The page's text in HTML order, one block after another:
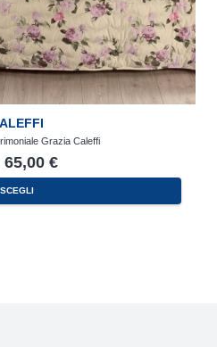
Grazia Caleffi
65,00 €
SCEGLI
Questo